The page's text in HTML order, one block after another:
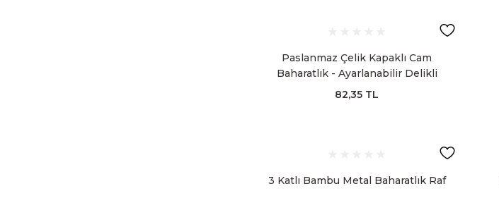
Paslanmaz Çelik Kapaklı Cam
Baharatlık - Ayarlanabilir Delikli
Tuzluk ve Karabiberlik
82,35 TL
3 Katlı Bambu Metal Baharatlık Raf